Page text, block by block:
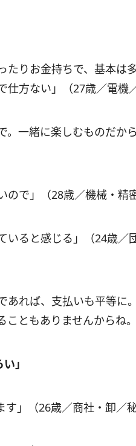
たりお金持ちで、基本は
方ない」（27歳／電機
。一緒に楽しむものだか
ので」（28歳／機械・精
いると感じる」（24歳／
あれば、支払いも平等に
ともありませんからね。
」
す」（26歳／商社・卸／